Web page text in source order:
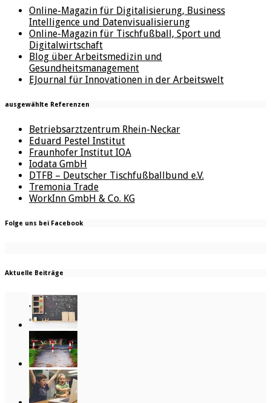
Online-Magazin für Digitalisierung, Business
Intelligence und Datenvisualisierung
Online-Magazin für Tischfußball, Sport und
Digitalwirtschaft
Blog über Arbeitsmedizin und
Gesundheitsmanagement
EJournal für Innovationen in der Arbeitswelt
ausgewählte Referenzen
Betriebsarztzentrum Rhein-Neckar
Eduard Pestel Institut
Fraunhofer Institut IOA
Iodata GmbH
DTFB – Deutscher Tischfußballbund e.V.
Tremonia Trade
WorkInn GmbH & Co. KG
Folge uns bei Facebook
Aktuelle Beiträge